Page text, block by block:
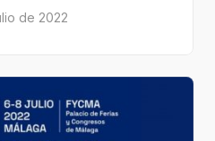
de 2022